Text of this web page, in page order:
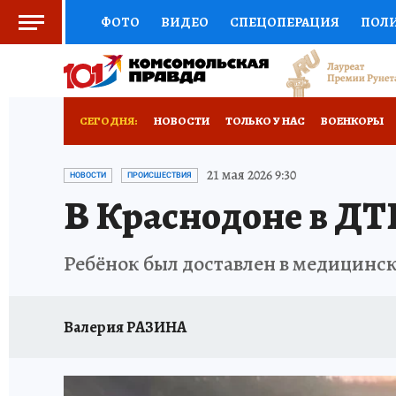
ФОТО ВИДЕО СПЕЦОПЕРАЦИЯ
СОЦПОДДЕРЖКА НАУКА СПОРТ
РАДИО КП
СЕГОДНЯ: НОВОСТИ ТОЛЬКО У НАС ВОЕНКОРЫ
ИСПЫТАНО НА СЕБЕ
НОВОСТИ ПРОИСШЕСТВИЯ 21 мая 2026 9:30
В Краснодоне в
Ребёнок был доставлен в
Валерия РАЗИНА